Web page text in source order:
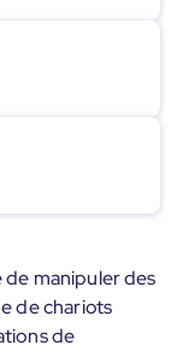
manipuler des
de chariots
de